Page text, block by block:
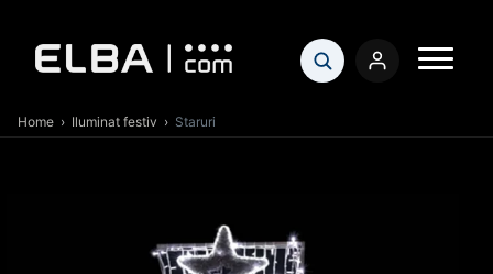
Home › Iluminat festiv › Staruri